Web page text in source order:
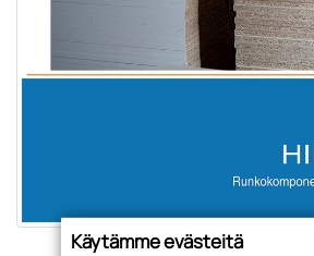
Käytämme evästeitä